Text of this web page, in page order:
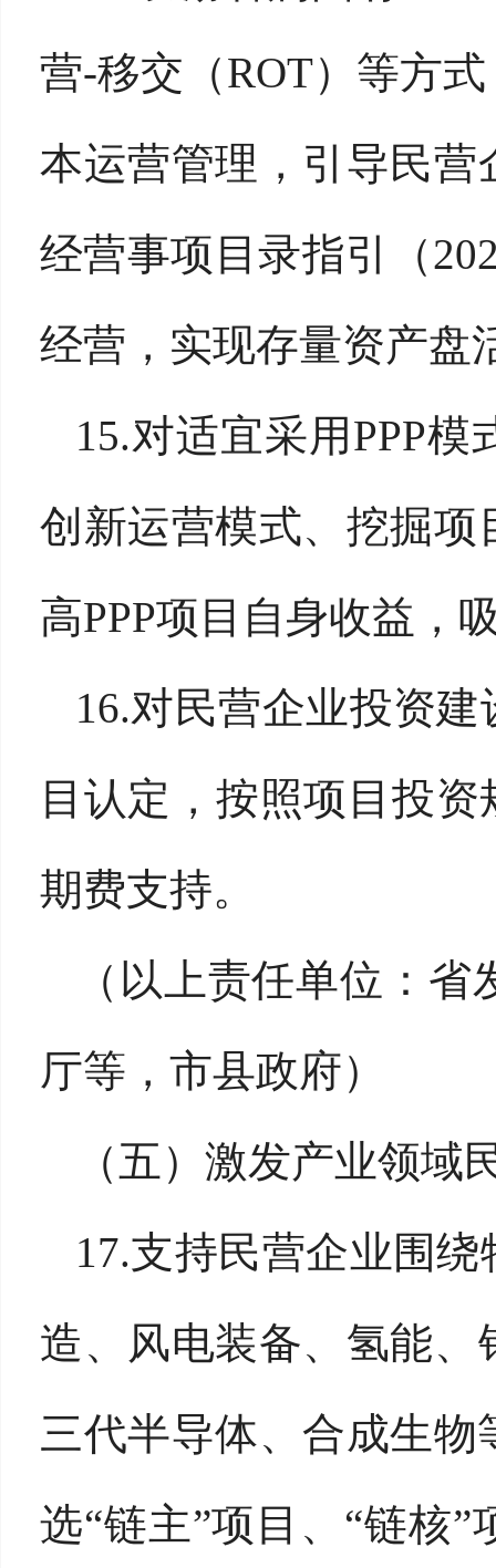
营-移交（ROT）等方
本运营管理，引导民
经营事项目录指引（
经营，实现存量资产盘
15.对适宜采用PPP
创新运营模式、挖掘
高PPP项目自身收益，
16.对民营企业投资
目认定，按照项目投
期费支持。
（以上责任单位：
厅等，市县政府）
（五）激发产业领域
17.支持民营企业围
造、风电装备、氢能
三代半导体、合成生
选“链主”项目、“链核